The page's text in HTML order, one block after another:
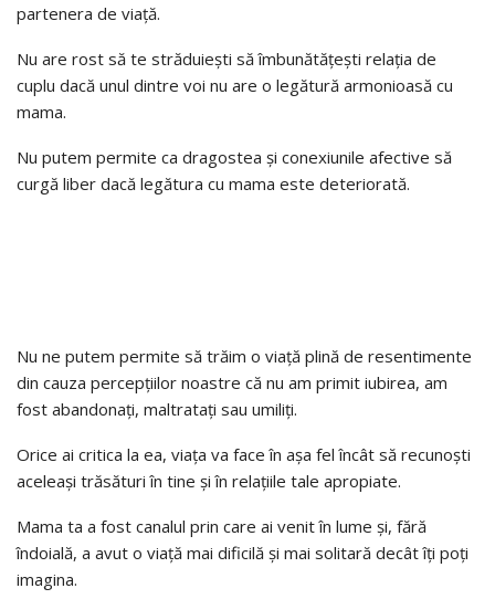
partenera de viață.
Nu are rost să te străduiești să îmbunătățești relația de
cuplu dacă unul dintre voi nu are o legătură armonioasă cu
mama.
Nu putem permite ca dragostea și conexiunile afective să
curgă liber dacă legătura cu mama este deteriorată.
Nu ne putem permite să trăim o viață plină de resentimente
din cauza percepțiilor noastre că nu am primit iubirea, am
fost abandonați, maltratați sau umiliți.
Orice ai critica la ea, viața va face în așa fel încât să recunoști
aceleași trăsături în tine și în relațiile tale apropiate.
Mama ta a fost canalul prin care ai venit în lume și, fără
îndoială, a avut o viață mai dificilă și mai solitară decât îți poți
imagina.